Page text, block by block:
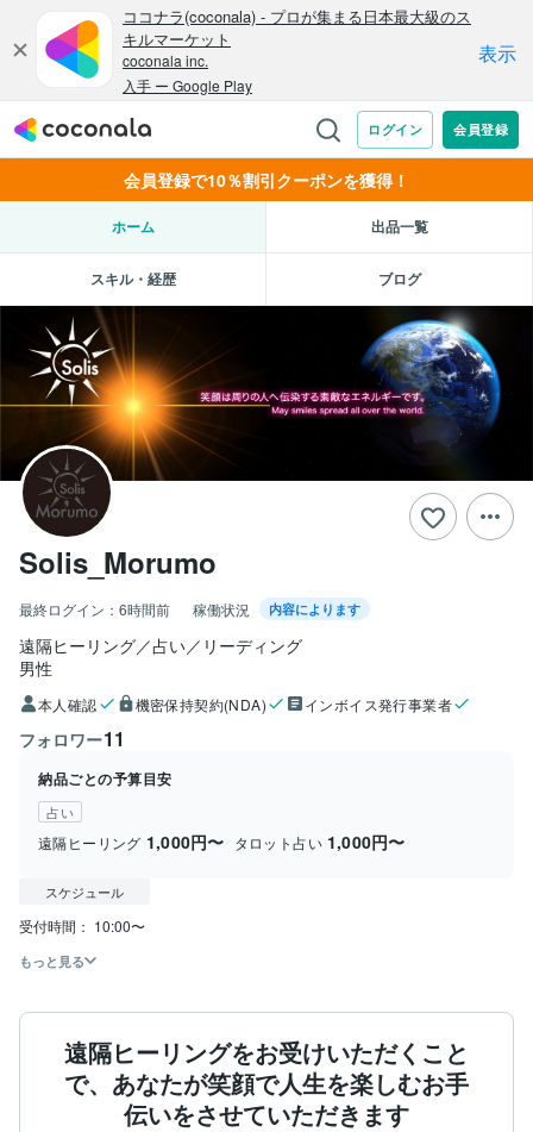
会員登録で10％割引クーポンを獲得！
ホーム 出品一覧
スキル・経歴 ブログ
Solis_Morumo
最終ログイン： 6時間前 稼働状況 内容によります
遠隔ヒーリング／占い／リーディング
男性
本人確認 機密保持契約(NDA) インボイス発行事業者
フォロワー11
納品ごとの予算目安
占い
遠隔ヒーリング 1,000円〜 タロット占い 1,000円〜
スケジュール
もっと見る
遠隔ヒーリングをお受けいただくこと
で、あなたが笑顔で人生を楽しむお手
伝いをさせていただきます